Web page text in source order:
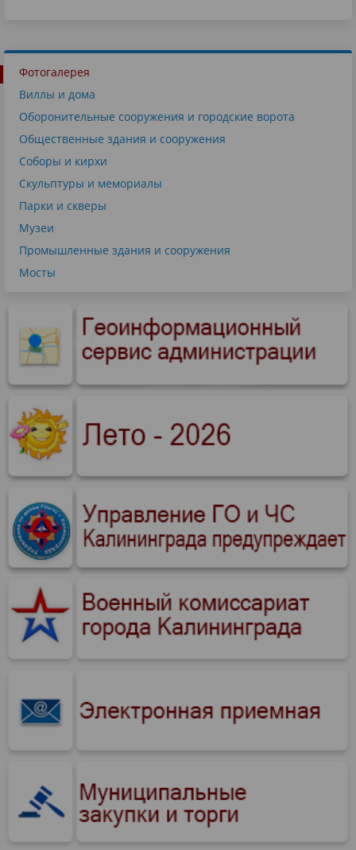
Фотогалерея
Виллы и дома
Оборонительные сооружения и городские ворота
Общественные здания и сооружения
Соборы и кирхи
Скульптуры и мемориалы
Парки и скверы
Музеи
Промышленные здания и сооружения
Мосты